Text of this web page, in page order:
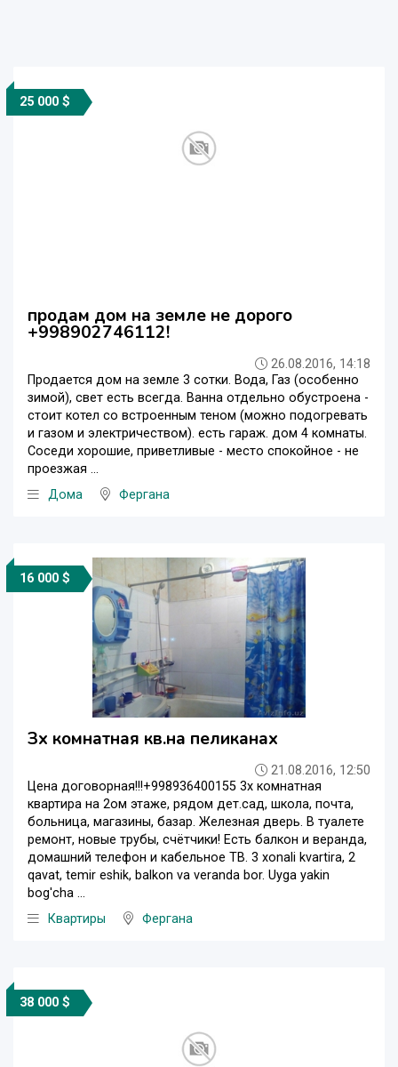
25 000 $
продам дом на земле не дорого
+998902746112!
26.08.2016, 14:18
Продается дом на земле 3 сотки. Вода, Газ (особенно
зимой), свет есть всегда. Ванна отдельно обустроена -
стоит котел со встроенным теном (можно подогревать
и газом и электричеством). есть гараж. дом 4 комнаты.
Соседи хорошие, приветливые - место спокойное - не
проезжая ...
Дома
Фергана
16 000 $
Зх комнатная кв.на пеликанах
21.08.2016, 12:50
Цена договорная!!!+998936400155 3х комнатная
квартира на 2ом этаже, рядом дет.сад, школа, почта,
больница, магазины, базар. Железная дверь. В туалете
ремонт, новые трубы, счётчики! Есть балкон и веранда,
домашний телефон и кабельное ТВ. 3 xonali kvartira, 2
qavat, temir eshik, balkon va veranda bor. Uyga yakin
bog'cha ...
Квартиры
Фергана
38 000 $